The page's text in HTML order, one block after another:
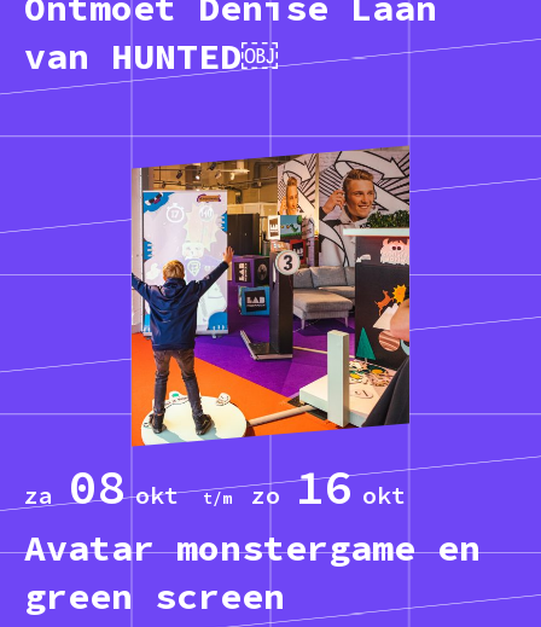
van HUNTED￼
za 08 okt zo 16 okt
Avatar monstergame en
green screen